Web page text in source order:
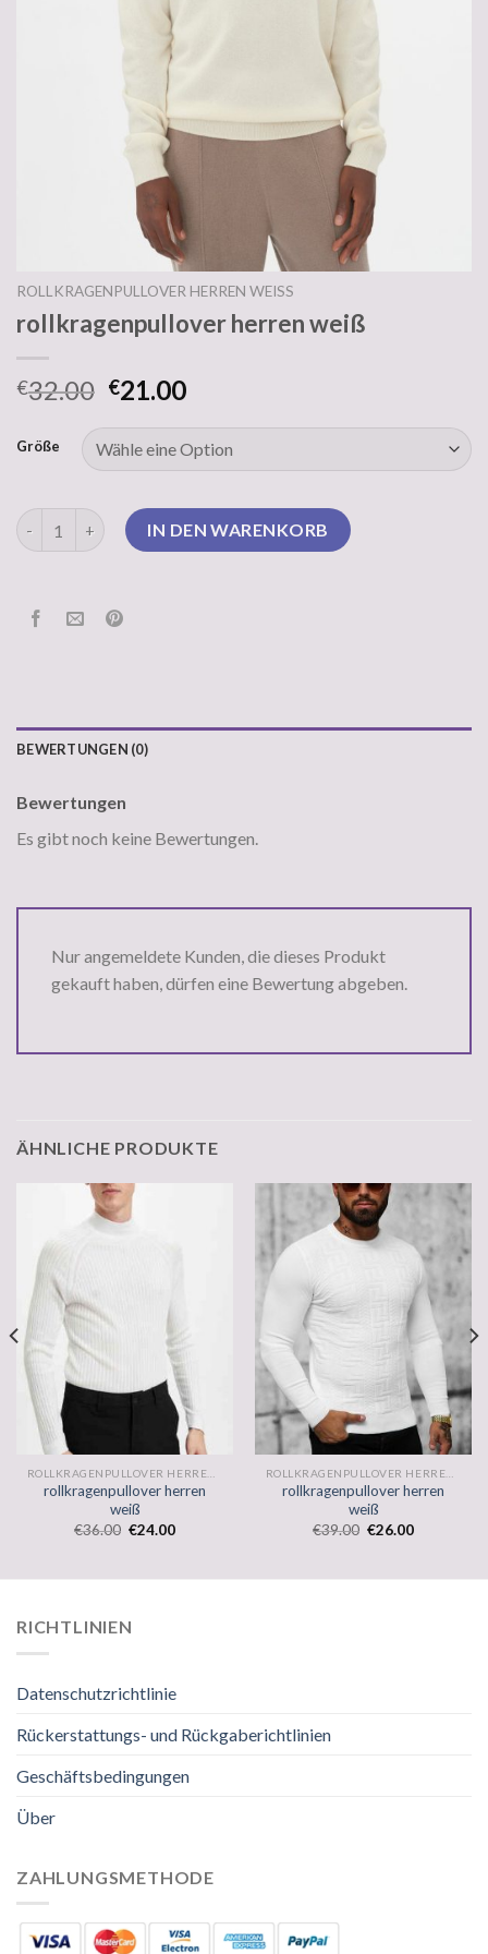
ROLLKRAGENPULLOVER HERREN WEISS
rollkragenpullover herren weiß
€32.00 €21.00
Größe
rollkragenpullover herren weiß Menge
IN DEN WARENKORB
BEWERTUNGEN (0)
Bewertungen
Es gibt noch keine Bewertungen.
Nur angemeldete Kunden, die dieses Produkt
gekauft haben, dürfen eine Bewertung abgeben.
ÄHNLICHE PRODUKTE
rollkragenpullover herren
weiß
€36.00 €24.00
rollkragenpullover herren
weiß
€39.00 €26.00
RICHTLINIEN
Datenschutzrichtlinie
Rückerstattungs- und Rückgaberichtlinien
Geschäftsbedingungen
Über
ZAHLUNGSMETHODE